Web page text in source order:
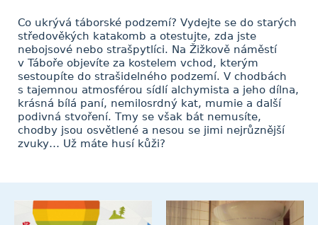
Co ukrývá táborské podzemí? Vydejte se do starých
středověkých katakomb a otestujte, zda jste
nebojsové nebo strašpytlíci. Na Žižkově náměstí
v Táboře objevíte za kostelem vchod, kterým
sestoupíte do strašidelného podzemí. V chodbách
s tajemnou atmosférou sídlí alchymista a jeho dílna,
krásná bílá paní, nemilosrdný kat, mumie a další
podivná stvoření. Tmy se však bát nemusíte,
chodby jsou osvětlené a nesou se jimi nejrůznější
zvuky… Už máte husí kůži?